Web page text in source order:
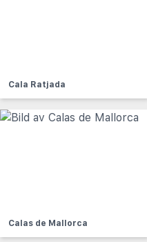
Cala Ratjada
Calas de Mallorca